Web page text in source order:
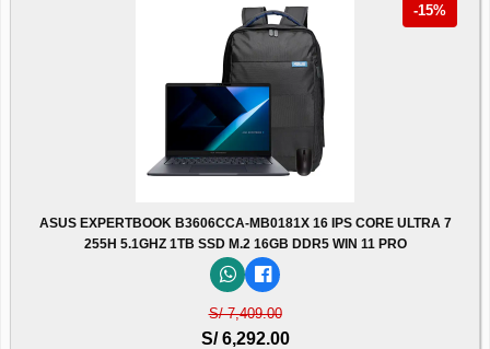
-15%
ASUS EXPERTBOOK B3606CCA-MB0181X 16 IPS CORE ULTRA 7
255H 5.1GHZ 1TB SSD M.2 16GB DDR5 WIN 11 PRO
S/ 7,409.00
S/ 6,292.00